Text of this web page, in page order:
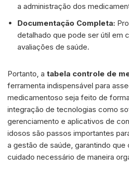
a administração dos
Documentação Completa:
detalhado que pode ser útil em
avaliações de saúde.
Portanto, a tabela controle de
ferramenta indispensável para
medicamentoso seja feito de
integração de tecnologias como
gerenciamento e aplicativos de
idosos são passos importantes
a gestão de saúde, garantindo
cuidado necessário de maneira